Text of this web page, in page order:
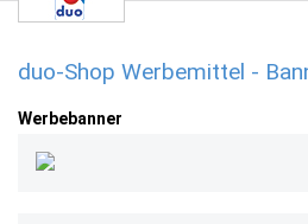
duo-Shop Werbemittel -
Werbebanner